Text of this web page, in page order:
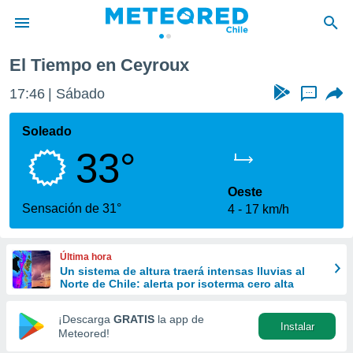
de
por
que se
calidad.
a este
las
y
forma
digital
basada
El Tiempo en Ceyroux
17:46 Sábado ...
Soleado
33°
Sensación de 31°
Oeste
4
17 km/h
Última hora
Un sistema de altura traerá intensas lluvias al
Norte de Chile: alerta por isoterma cero alta
¡Descarga GRATIS la app de
Meteored!
Instalar